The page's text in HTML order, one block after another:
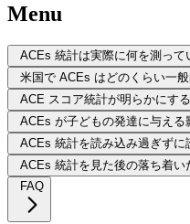
Menu
ACEs 統計は実際に何を測って
米国で ACEs はどのくらい一
ACE スコア統計が明らかにす
ACEs が子どもの発達に与える
ACEs 統計を読み込み過ぎずに
ACEs 統計を見た後の落ち着い
FAQ